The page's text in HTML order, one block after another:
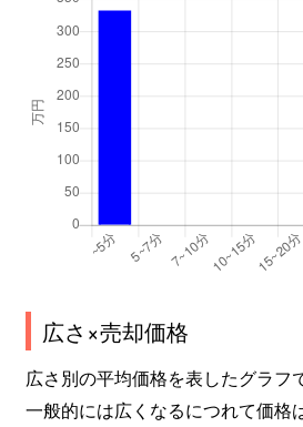
広さ×売却価格
広さ別の平均価格を表したグラフ
一般的には広くなるにつれて価格